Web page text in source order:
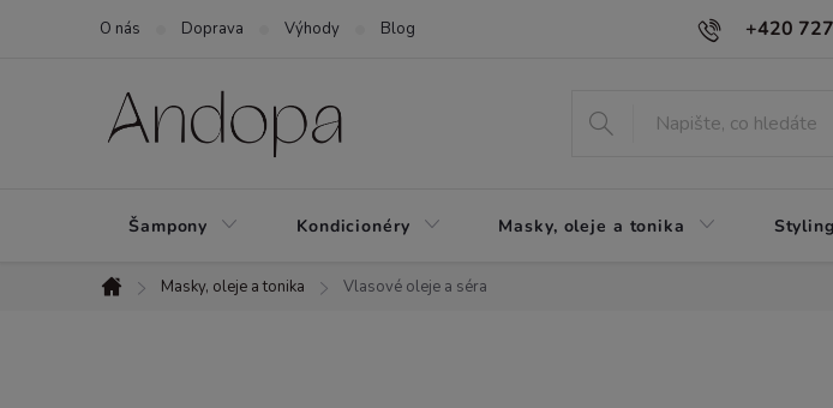
+420
O nás Doprava Výhody Blog
Šampony Kondicionéry Masky, oleje a tonika
Domů
Masky, oleje a tonika Vlasové oleje a séra